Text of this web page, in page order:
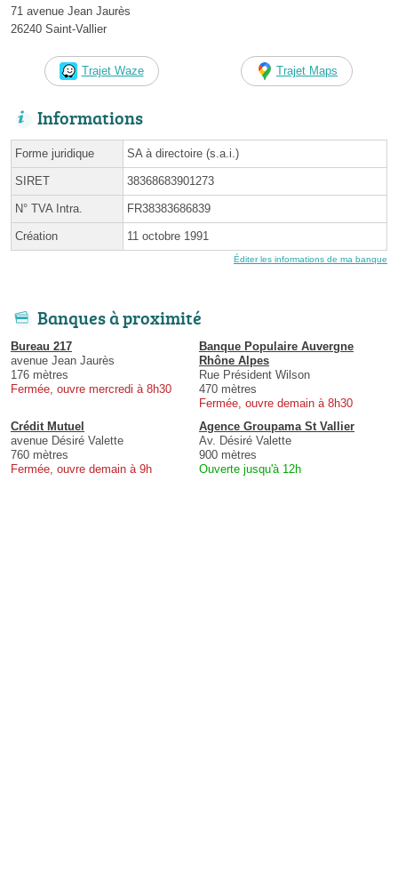
71 avenue Jean Jaurès
26240 Saint-Vallier
Trajet Waze Trajet Maps
Informations
Forme juridique SA à directoire (s.a.i.)
SIRET 38368683901273
N° TVA Intra. FR38383686839
Création 11 octobre 1991
Éditer les informations de ma banque
Banques à proximité
Bureau 217
avenue Jean Jaurès
176 mètres
Fermée, ouvre mercredi à 8h30
Banque Populaire Auvergne
Rhône Alpes
Rue Président Wilson
470 mètres
Fermée, ouvre demain à 8h30
Crédit Mutuel
avenue Désiré Valette
760 mètres
Fermée, ouvre demain à 9h
Agence Groupama St Vallier
Av. Désiré Valette
900 mètres
Ouverte jusqu'à 12h